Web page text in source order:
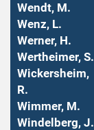
Wendt, M.
Wenz, L.
Werner, H.
Wertheimer, S.
Wickersheim,
R.
Wimmer, M.
Windelberg, J.